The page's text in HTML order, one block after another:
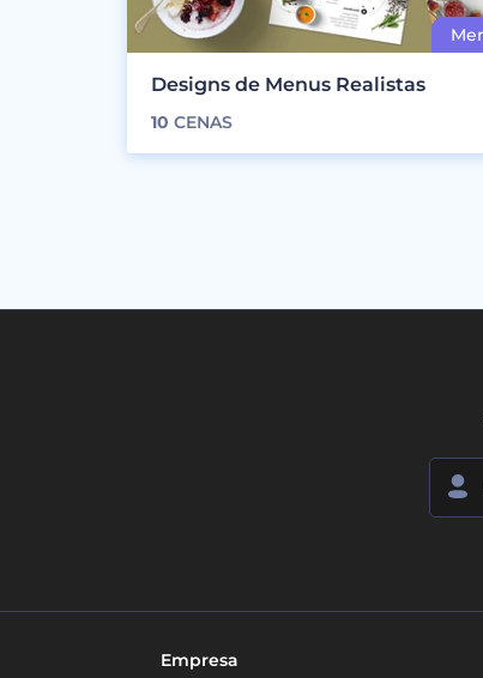
Designs de Menus Realistas
10 CENAS
Empresa